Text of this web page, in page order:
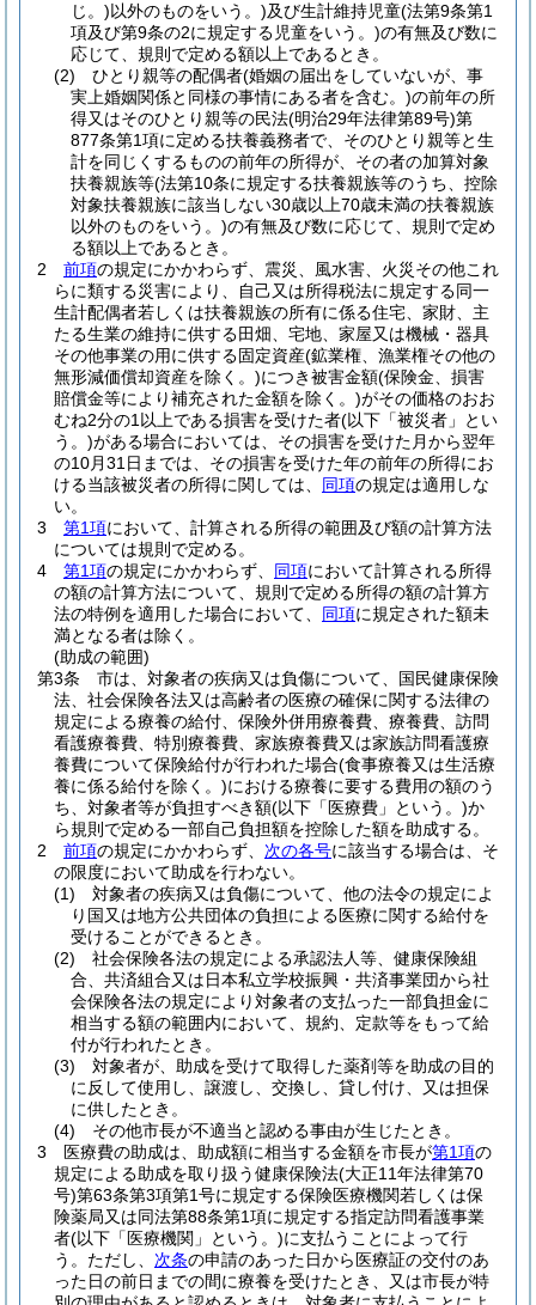
じ。)以外のものをいう。)及び生計維持児童(法第9条第1
項及び第9条の2に規定する児童をいう。)の有無及び数に
応じて、規則で定める額以上であるとき。
(2)
ひとり親等の配偶者(婚姻の届出をしていないが、事
実上婚姻関係と同様の事情にある者を含む。)の前年の所
得又はそのひとり親等の民法(明治29年法律第89号)第
877条第1項に定める扶養義務者で、そのひとり親等と生
計を同じくするものの前年の所得が、その者の加算対象
扶養親族等(法第10条に規定する扶養親族等のうち、控除
対象扶養親族に該当しない30歳以上70歳未満の扶養親族
以外のものをいう。)の有無及び数に応じて、規則で定め
る額以上であるとき。
2
前項の規定にかかわらず、震災、風水害、火災その他これ
らに類する災害により、自己又は所得税法に規定する同一
生計配偶者若しくは扶養親族の所有に係る住宅、家財、主
たる生業の維持に供する田畑、宅地、家屋又は機械・器具
その他事業の用に供する固定資産(鉱業権、漁業権その他の
無形減価償却資産を除く。)につき被害金額(保険金、損害
賠償金等により補充された金額を除く。)がその価格のおお
むね2分の1以上である損害を受けた者(以下「被災者」とい
う。)がある場合においては、その損害を受けた月から翌年
の10月31日までは、その損害を受けた年の前年の所得にお
ける当該被災者の所得に関しては、 同項の規定は適用しな
い。
3
第1項において、計算される所得の範囲及び額の計算方法
については規則で定める。
4
第1項の規定にかかわらず、 同項において計算される所得
の額の計算方法について、規則で定める所得の額の計算方
法の特例を適用した場合において、 同項に規定された額未
満となる者は除く。
(助成の範囲)
第3条
市は、対象者の疾病又は負傷について、国民健康保険
法、社会保険各法又は高齢者の医療の確保に関する法律の
規定による療養の給付、保険外併用療養費、療養費、訪問
看護療養費、特別療養費、家族療養費又は家族訪問看護療
養費について保険給付が行われた場合(食事療養又は生活療
養に係る給付を除く。)における療養に要する費用の額のう
ち、対象者等が負担すべき額(以下「医療費」という。)か
ら規則で定める一部自己負担額を控除した額を助成する。
2
前項の規定にかかわらず、 次の各号に該当する場合は、そ
の限度において助成を行わない。
(1)
対象者の疾病又は負傷について、他の法令の規定によ
り国又は地方公共団体の負担による医療に関する給付を
受けることができるとき。
(2)
社会保険各法の規定による承認法人等、健康保険組
合、共済組合又は日本私立学校振興・共済事業団から社
会保険各法の規定により対象者の支払った一部負担金に
相当する額の範囲内において、規約、定款等をもって給
付が行われたとき。
(3)
対象者が、助成を受けて取得した薬剤等を助成の目的
に反して使用し、譲渡し、交換し、貸し付け、又は担保
に供したとき。
(4)
その他市長が不適当と認める事由が生じたとき。
3
医療費の助成は、助成額に相当する金額を市長が第1項の
規定による助成を取り扱う健康保険法(大正11年法律第70
号)第63条第3項第1号に規定する保険医療機関若しくは保
険薬局又は同法第88条第1項に規定する指定訪問看護事業
者(以下「医療機関」という。)に支払うことによって行
う。 ただし、 次条の申請のあった日から医療証の交付のあ
った日の前日までの間に療養を受けたとき、又は市長が特